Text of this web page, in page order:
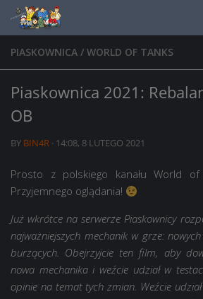
Skip to content
PIASKOWNICA / WORLD OF TANKS
Piaskownica 2021:
OB
BY BIN4R · 14:08, 8 LUTEGO 2021
Prosto z polskiego kanału World of
Przyjemnego oglądania!
Już wkrótce na serwerze Piaskownicy
najważniejszych mechanik w grze:
burzących. Obejrzyjcie ten film, aby
nowa mechanika i weźcie udział w
opinie na temat tych zmian. Weźcie